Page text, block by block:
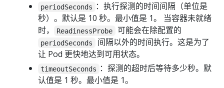
periodSeconds
：执行探测的时间间隔（单位是
秒）。默认是 10 秒。最小值是 1。 当容器未就绪
时，
ReadinessProbe 可能会在除配置的
periodSeconds
间隔以外的时间执行。这是为了
让 Pod 更快地达到可用状态。
timeoutSeconds
：探测的超时后等待多少秒。默
认值是 1 秒。最小值是 1。